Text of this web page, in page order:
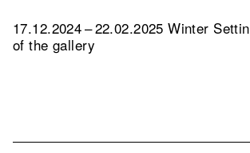
17.12.2024 – 22.02.2025 Winter
of the gallery